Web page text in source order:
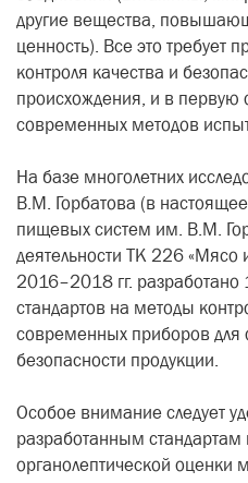
другие вещества,
ценность). Все это требует
контроля качества и
происхождения, и в первую
современных методов
На базе многолетних
В.М. Горбатова (в
пищевых систем им. В.М.
деятельности ТК 226 «Мясо
2016–2018 гг. разработано
стандартов на методы
современных приборов для
безопасности продукции.
Особое внимание следует
разработанным
органолептической оценки